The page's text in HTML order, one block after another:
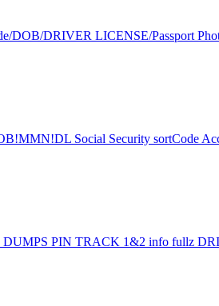
DRIVER LICENSE/Passport
Social Security sortCode
PIN TRACK 1&2 info fullz